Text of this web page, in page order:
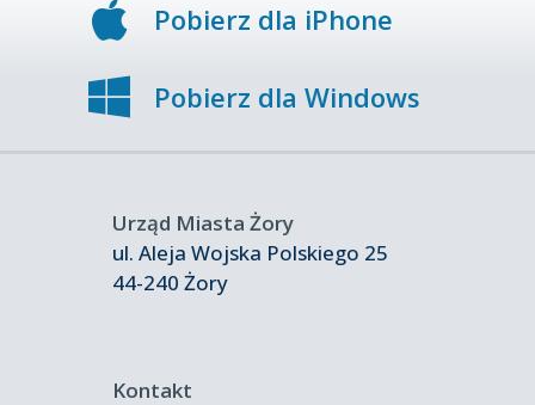
Pobierz dla iPhone
Pobierz dla Windows
Urząd Miasta Żory
ul. Aleja Wojska Polskiego 25
44-240 Żory
Kontakt